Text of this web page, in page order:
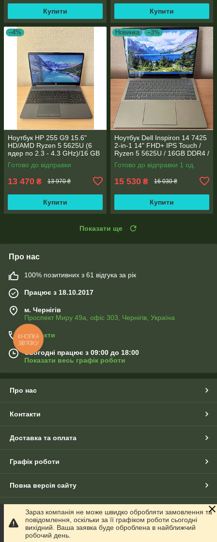
Купити Купити
–4%
Ноутбук HP 255 G9 15.6"
HD/AMD Ryzen 5 5625U (6
ядер по 2.3 - 4.3 GHz)/16 GB
DDR4/256GB SSD M.2/AMD
Radeon Vega 7/Web
Готово до відправки
13 470 ₴ 13 970 ₴
Купити
Новинка –3%
Ноутбук Dell Inspiron 14 7425
2-in-1 14" FHD+ IPS Touch /
Ryzen 5 5625U / 16GB DDR4 /
512GB SSD / Radeon Vega 7 /
WebCam
Готово до відправки 1 од.
15 530 ₴ 16 030 ₴
Купити
Показати ще
Про нас
100% позитивних з 61 відгука за рік
Працює з 18.10.2017
м. Чернігів
Проспект Миру 49а, офіс 303, Чернігів, Україна
Контакти
Сьогодні працює з 09:00 до 18:00
Показати весь графік роботи
Про нас
Контакти
Доставка та оплата
Графік роботи
Повна версія сайту
Сайт створено на маркетплейсі Prom.ua
Політика конфіденційності
Зараз компанія не може швидко обробляти замовлення та
повідомлення, оскільки за її графіком роботи сьогодні
вихідний. Ваша заявка буде оброблена в найближчий
робочий день.
КНОПКА
ЗВ'ЯЗКУ